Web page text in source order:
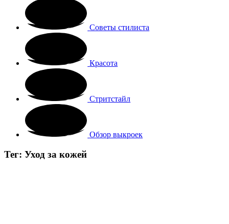
Советы стилиста
Красота
Стритстайл
Обзор выкроек
Тег: Уход за кожей